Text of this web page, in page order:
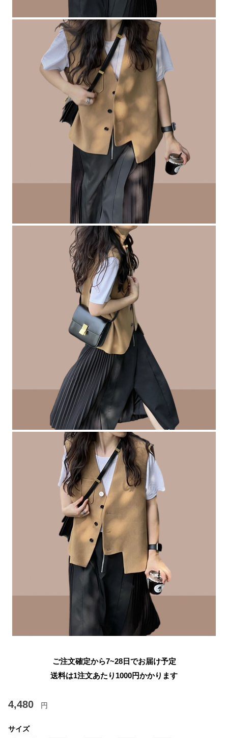
ご注文確定から7~28日でお届け予定
送料は1注文あたり 1000円かかります
4,480 円
サイズ